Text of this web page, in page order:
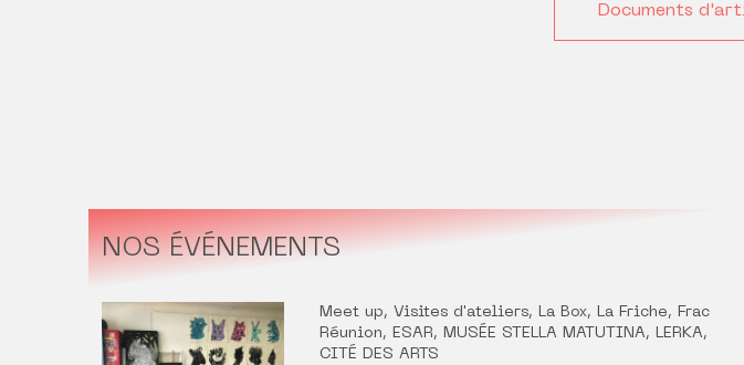
Documents
NOS ÉVÉNEMENTS
Meet up, Visites d'ateliers, La Box, La Friche, Frac
Réunion, ESAR, MUSÉE STELLA MATUTINA, LERKA,
CITÉ DES ARTS